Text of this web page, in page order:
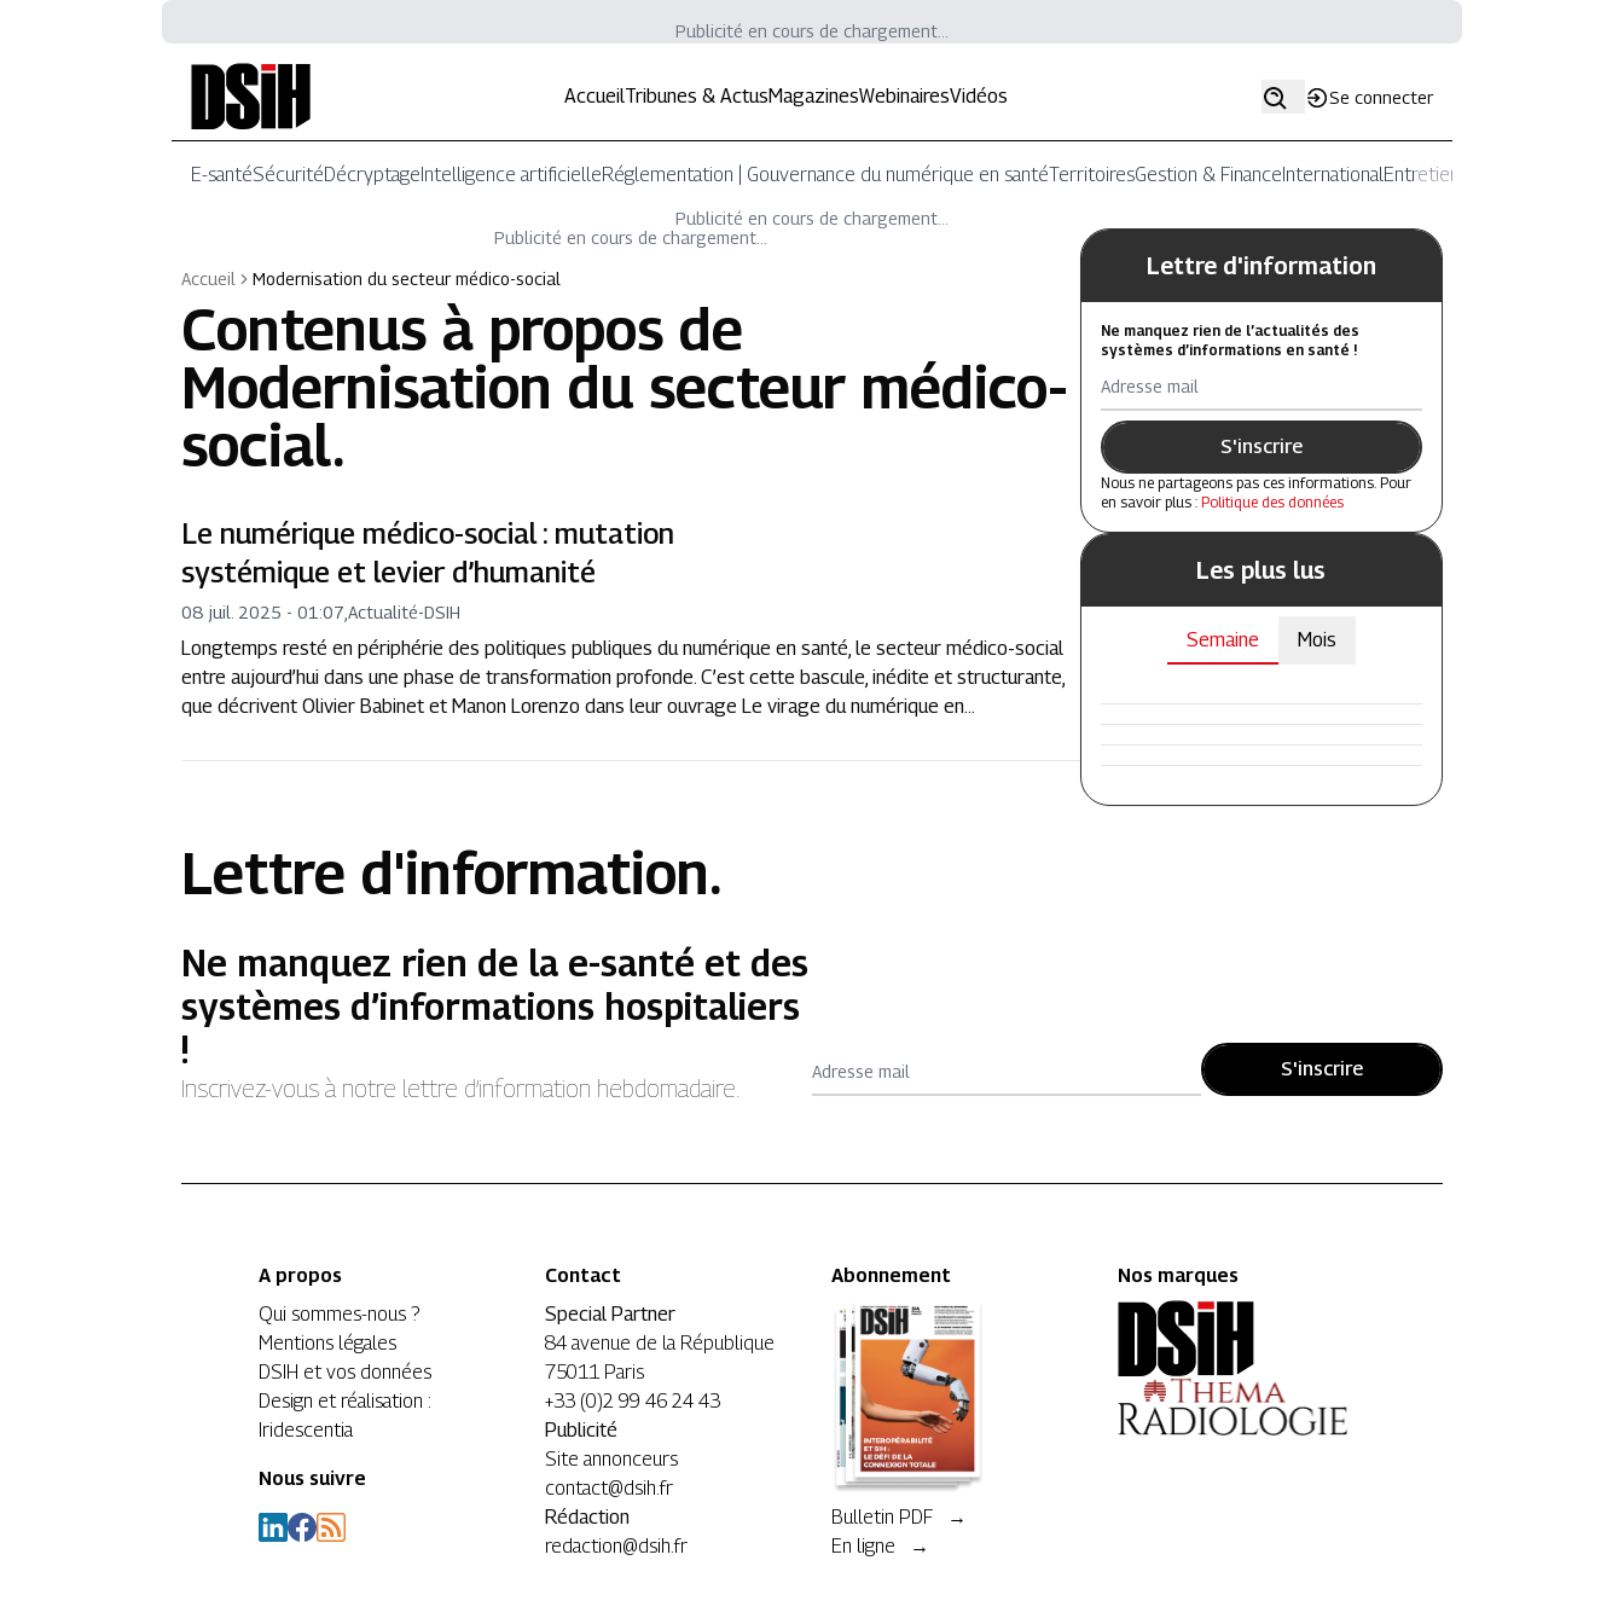
Publicité en cours de chargement...
AccueilTribunes & ActusMagazinesWebinairesVidéos Se connecter
E-santéSécuritéDécryptageIntelligence artificielleRéglementation | Gouvernance du numérique en santéTerritoiresGestion & FinanceInternationalEntretiens
Publicité en cours de chargement...
Publicité en cours de chargement...
Accueil
Modernisation du secteur médico-social
Contenus à propos de
Modernisation du secteur médico-
social.
Le numérique médico-social : mutation
systémique et levier d’humanité
08 juil. 2025 - 01:07 ,Actualité-DSIH
Longtemps resté en périphérie des politiques publiques du numérique en santé, le secteur médico-social
entre aujourd’hui dans une phase de transformation profonde. C’est cette bascule, inédite et structurante,
que décrivent Olivier Babinet et Manon Lorenzo dans leur ouvrage Le virage du numérique en...
Lettre d'information
Ne manquez rien de l’actualités des
systèmes d’informations en santé !
Adresse mail
S'inscrire
Nous ne partageons pas ces informations. Pour
en savoir plus : Politique des données
Les plus lus
Semaine Mois
Lettre d'information.
Ne manquez rien de la e-santé et des
systèmes d’informations hospitaliers
!
Inscrivez-vous à notre lettre d’information hebdomadaire.
Adresse mail S'inscrire
A propos
Qui sommes-nous ?
Mentions légales
DSIH et vos données
Design et réalisation :
Iridescentia
Nous suivre
Contact
Special Partner
84 avenue de la République
75011 Paris
+33 (0)2 99 46 24 43
Publicité
Site annonceurs
contact@dsih.fr
Rédaction
redaction@dsih.fr
Abonnement
Bulletin PDF →
En ligne →
Nos marques